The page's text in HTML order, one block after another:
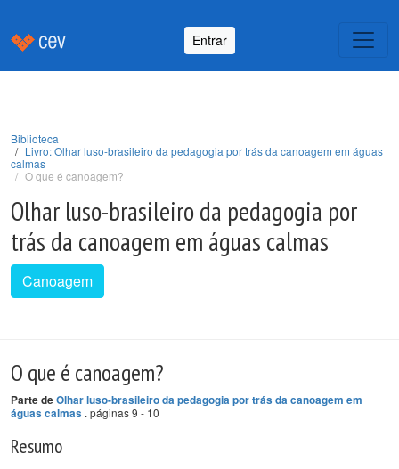
Entrar
Biblioteca
Livro: Olhar luso-brasileiro da pedagogia por trás da canoagem em águas
calmas
O que é canoagem?
Olhar luso-brasileiro da pedagogia por
trás da canoagem em águas calmas
Canoagem
O que é canoagem?
Parte deOlhar luso-brasileiro da pedagogia por trás da canoagem em
águas calmas . páginas 9 - 10
Resumo